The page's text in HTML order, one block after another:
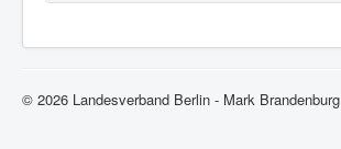
© 2026 Landesverband Berlin - Mark Brandenburg